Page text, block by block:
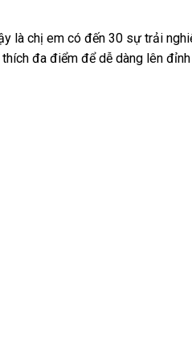
chọn
là chị em có đến 30 sự trải
đa điểm địa
để dễ dàng lên